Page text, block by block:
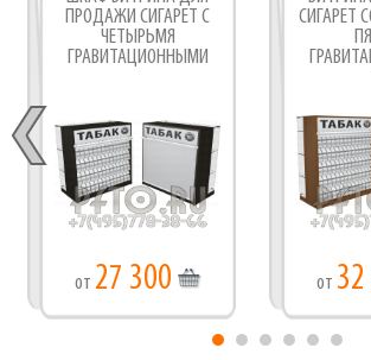
ПРОДАЖИ СИГАРЕТ С
ЧЕТЫРЬМЯ
ГРАВИТАЦИОННЫМИ
от 27 300
СИГАРЕТ
от